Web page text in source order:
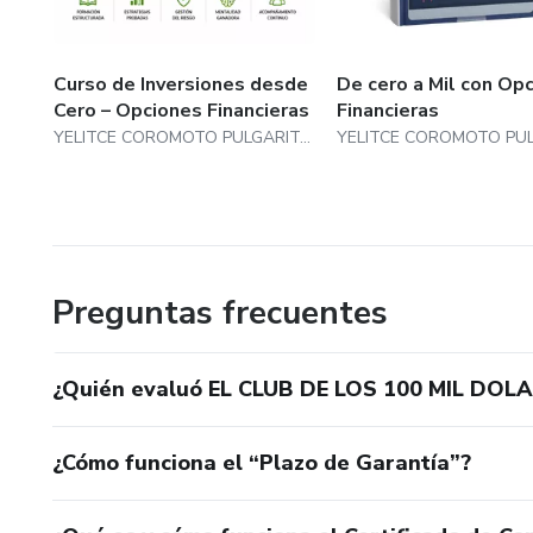
Revisamos operaciones
Porque el éxito no solo se
propósito y acción.
Aquí no venimos a probar
Cada sesión es una
Curso de Inversiones desde
Cero – Opciones Financieras
YELITCE COROMOTO PULGARITO PALENCIA
De cero a Mil con
Financieras
Preguntas frecuentes
¿Quién evaluó EL CLUB DE LOS 100 MIL
¿Cómo funciona el “Plazo de Garantía”?